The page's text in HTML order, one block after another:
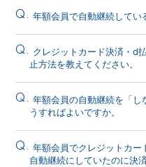
Q. 年額会員で自動継続してい
Q. クレジットカード決済・d
止方法を教えてください。
Q. 年額会員の自動継続を「
うすればよいですか。
Q. 年額会員でクレジットカー
自動継続にしていたのに決